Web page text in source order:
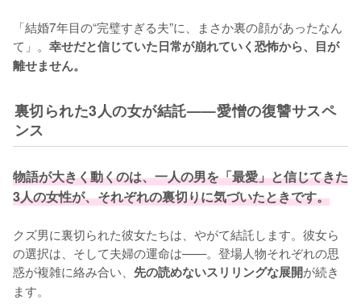
「結婚7年目の“完璧すぎる夫”に、まさか裏の顔があったなん
て」。 幸せだと信じていた日常が崩れていく恐怖から、目が
離せません。
裏切られた3人の女が結託——愛憎の復讐サスペ
ンス
物語が大きく動くのは、一人の男を「最愛」と信じてきた
3人の女性が、それぞれの裏切りに気づいたときです。
クズ男に裏切られた彼女たちは、やがて結託します。彼女ら
の選択は、そして夫婦の運命は——。登場人物それぞれの思
惑が複雑に絡み合い、 先の読めないスリリングな展開が続き
ます。